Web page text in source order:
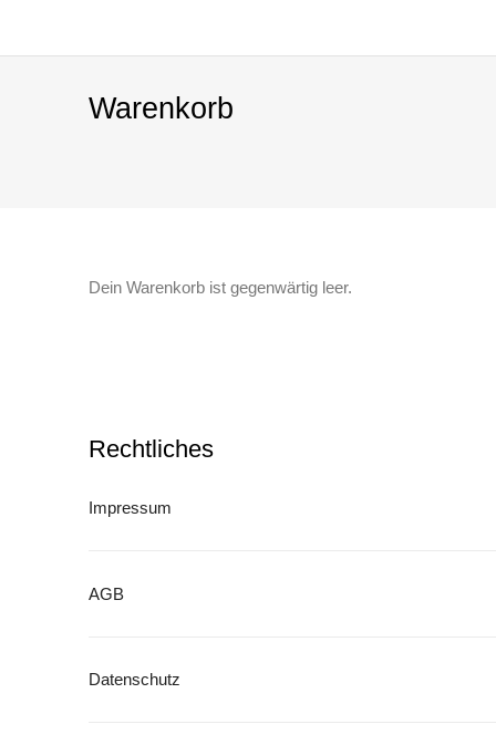
Warenkorb
Dein Warenkorb ist gegenwärtig leer.
Rechtliches
Impressum
AGB
Datenschutz